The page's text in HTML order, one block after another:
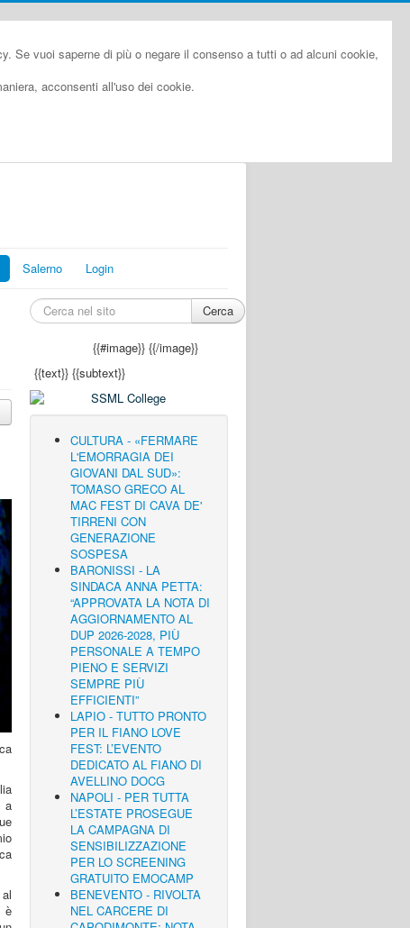
Se vuoi saperne di più o negare il consenso a tutti o ad alcuni cookie,
acconsenti all'uso dei cookie.
Salerno Login
a
è
Cerca
{{#image}}{{/image}}
{{text}} {{subtext}}
CULTURA - «FERMARE
L'EMORRAGIA DEI
GIOVANI DAL SUD»:
TOMASO GRECO AL
MAC FEST DI CAVA DE'
TIRRENI CON
GENERAZIONE
SOSPESA
BARONISSI - LA
SINDACA ANNA PETTA:
“APPROVATA LA NOTA DI
AGGIORNAMENTO AL
DUP 2026-2028, PIÙ
PERSONALE A TEMPO
PIENO E SERVIZI
SEMPRE PIÙ
EFFICIENTI”
LAPIO - TUTTO PRONTO
PER IL FIANO LOVE
FEST: L’EVENTO
DEDICATO AL FIANO DI
AVELLINO DOCG
NAPOLI - PER TUTTA
L’ESTATE PROSEGUE
LA CAMPAGNA DI
SENSIBILIZZAZIONE
PER LO SCREENING
GRATUITO EMOCAMP
BENEVENTO - RIVOLTA
NEL CARCERE DI